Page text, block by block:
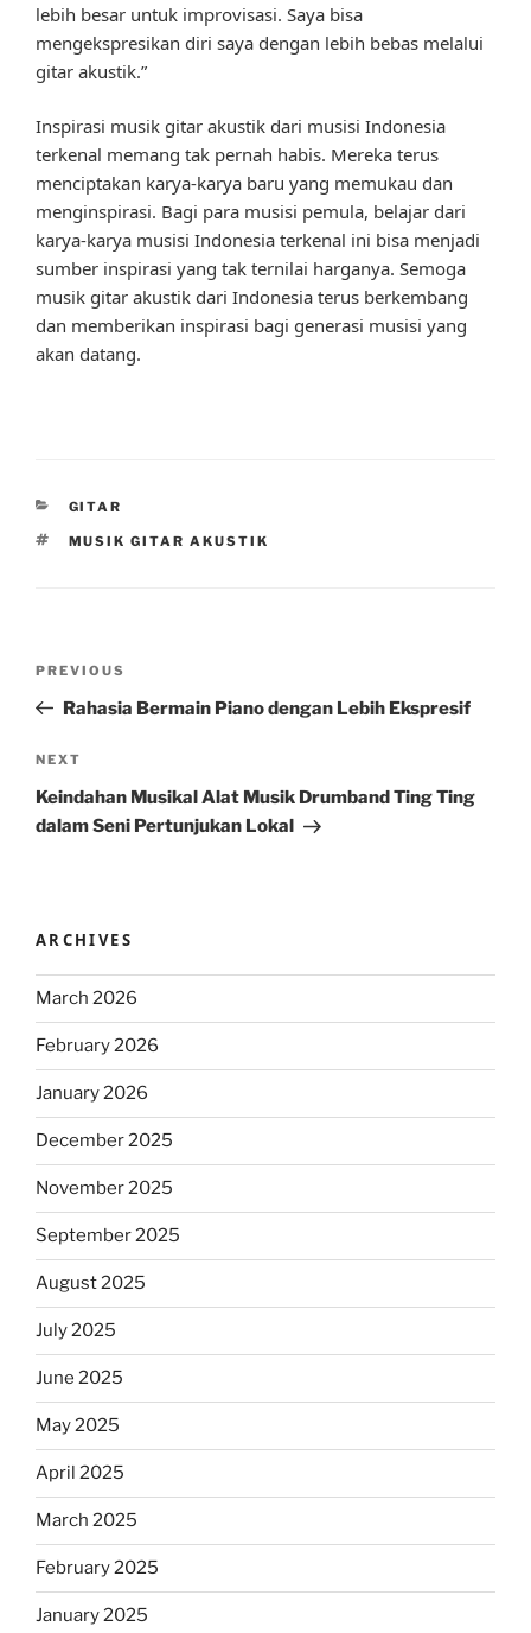
lebih besar untuk improvisasi. Saya bisa
mengekspresikan diri saya dengan lebih bebas melalui
gitar akustik.”
Inspirasi musik gitar akustik dari musisi Indonesia
terkenal memang tak pernah habis. Mereka terus
menciptakan karya-karya baru yang memukau dan
menginspirasi. Bagi para musisi pemula, belajar dari
karya-karya musisi Indonesia terkenal ini bisa menjadi
sumber inspirasi yang tak ternilai harganya. Semoga
musik gitar akustik dari Indonesia terus berkembang
dan memberikan inspirasi bagi generasi musisi yang
akan datang.
CATEGORIES
GITAR
TAGS
MUSIK GITAR AKUSTIK
Previous
Post
PREVIOUS
Rahasia Bermain Piano dengan Lebih Ekspresif
Next
Post
NEXT
Keindahan Musikal Alat Musik Drumband Ting Ting
dalam Seni Pertunjukan Lokal
ARCHIVES
March 2026
February 2026
January 2026
December 2025
November 2025
September 2025
August 2025
July 2025
June 2025
May 2025
April 2025
March 2025
February 2025
January 2025